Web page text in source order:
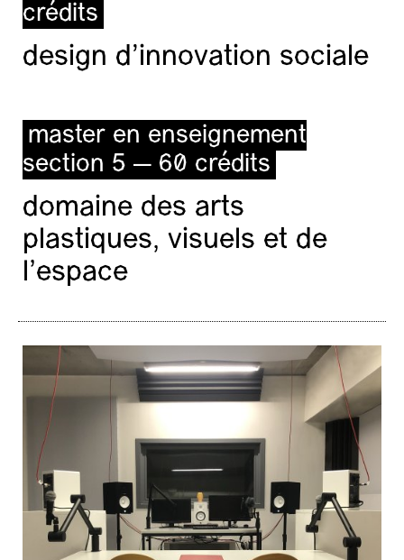
crédits
design d'innovation sociale
master en enseignement
section 5 — 60 crédits
domaine des arts
plastiques, visuels et de
l’espace